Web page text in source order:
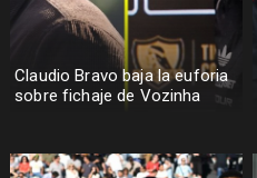
Claudio Bravo baja la euforia
sobre fichaje de Vozinha